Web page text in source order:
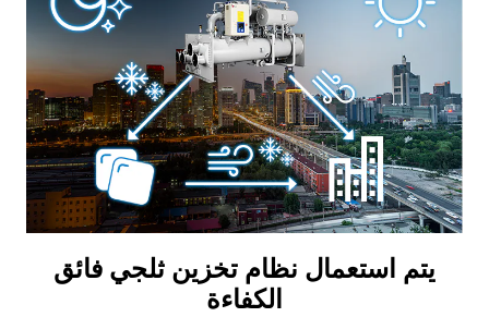
يتم استعمال نظام تخزين ثلجي فائق
الكفاءة